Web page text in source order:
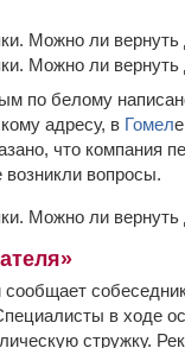
по белому
адресу, в Гомел
что компания
возникли вопросы.
в ходе
стружку.